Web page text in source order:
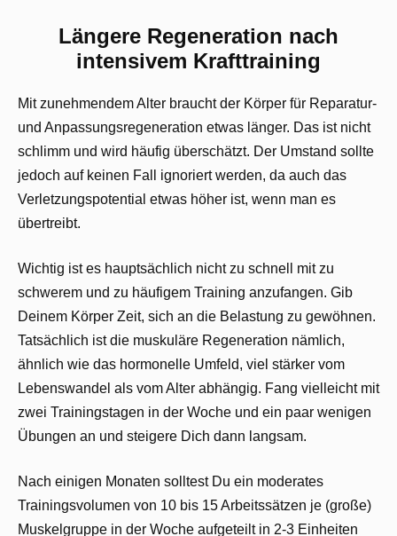
Längere Regeneration nach
intensivem Krafttraining
Mit zunehmendem Alter braucht der Körper für Reparatur-
und Anpassungsregeneration etwas länger. Das ist nicht
schlimm und wird häufig überschätzt. Der Umstand sollte
jedoch auf keinen Fall ignoriert werden, da auch das
Verletzungspotential etwas höher ist, wenn man es
übertreibt.
Wichtig ist es hauptsächlich nicht zu schnell mit zu
schwerem und zu häufigem Training anzufangen. Gib
Deinem Körper Zeit, sich an die Belastung zu gewöhnen.
Tatsächlich ist die muskuläre Regeneration nämlich,
ähnlich wie das hormonelle Umfeld, viel stärker vom
Lebenswandel als vom Alter abhängig. Fang vielleicht mit
zwei Trainingstagen in der Woche und ein paar wenigen
Übungen an und steigere Dich dann langsam.
Nach einigen Monaten solltest Du ein moderates
Trainingsvolumen von 10 bis 15 Arbeitssätzen je (große)
Muskelgruppe in der Woche aufgeteilt in 2-3 Einheiten